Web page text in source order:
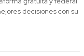
decisiones con su